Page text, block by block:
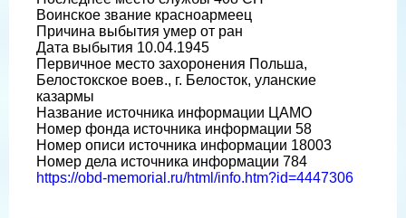
Воинское звание красноармеец
Причина выбытия умер от ран
Дата выбытия 10.04.1945
Первичное место захоронения Польша,
Белостокское воев., г. Белосток, уланские
казармы
Название источника информации ЦАМО
Номер фонда источника информации 58
Номер описи источника информации 18003
Номер дела источника информации 784
https://obd-memorial.ru/html/info.htm?id=4447306